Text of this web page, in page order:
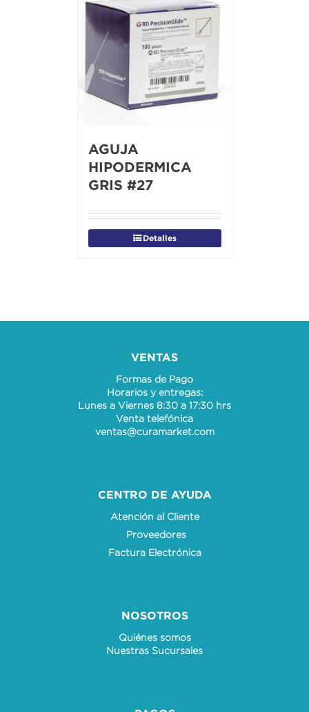
AGUJA
HIPODERMICA
GRIS #27
Detalles
VENTAS
Formas de Pago
Horarios y entregas:
Lunes a Viernes 8:30 a 17:30 hrs
Venta telefónica
ventas@curamarket.com
CENTRO DE AYUDA
Atención al Cliente
Proveedores
Factura Electrónica
NOSOTROS
Quiénes somos
Nuestras Sucursales